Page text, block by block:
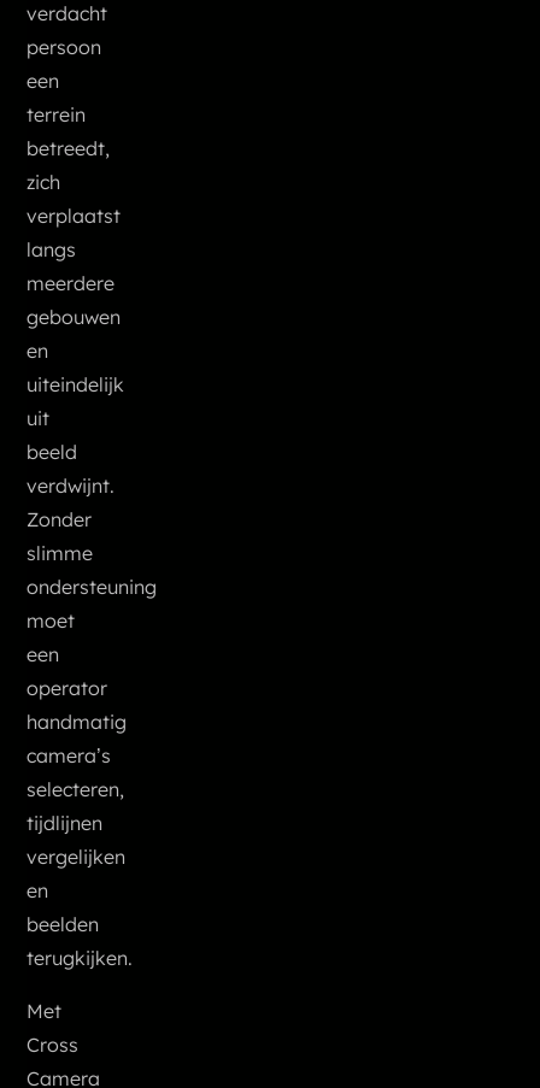
verdacht
persoon
een
terrein
betreedt,
zich
verplaatst
langs
meerdere
gebouwen
en
uiteindelijk
uit
beeld
verdwijnt.
Zonder
slimme
ondersteuning
moet
een
operator
handmatig
camera’s
selecteren,
tijdlijnen
vergelijken
en
beelden
terugkijken.
Met
Cross
Camera